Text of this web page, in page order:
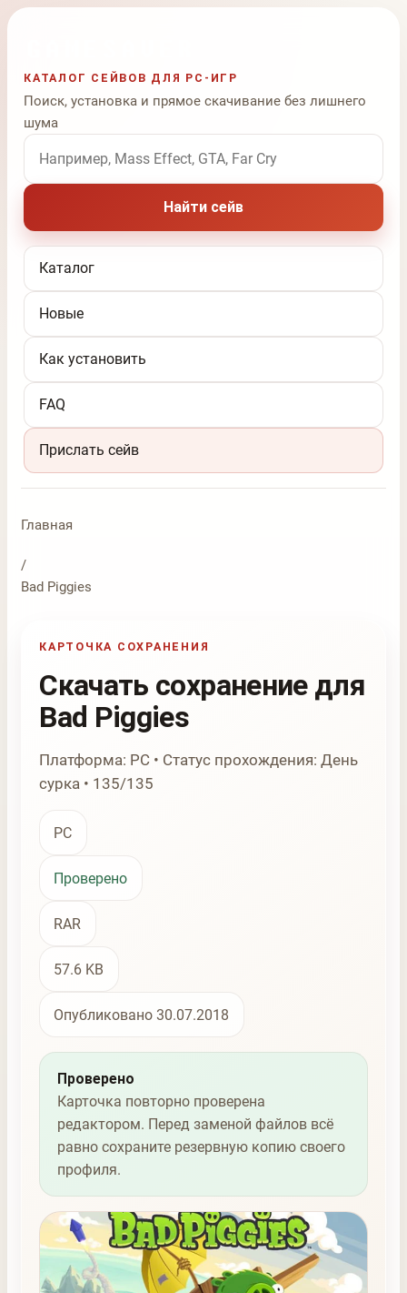
КАТАЛОГ СЕЙВОВ ДЛЯ PC-ИГР
Поиск, установка и прямое скачивание без лишнего
шума
Поиск по названию игры
Найти сейв
Каталог
Новые
Как установить
FAQ
Прислать сейв
Главная
/
Bad Piggies
КАРТОЧКА СОХРАНЕНИЯ
Скачать сохранение для
Bad Piggies
Платформа: PC • Статус прохождения: День
сурка • 135/135
PC
Проверено
RAR
57.6 KB
Опубликовано 30.07.2018
Проверено
Карточка повторно проверена
редактором. Перед заменой файлов всё
равно сохраните резервную копию своего
профиля.